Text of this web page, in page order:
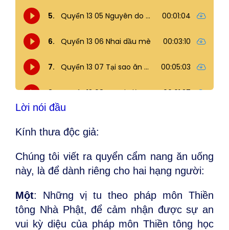
Lời nói đầu
Kính thưa độc giả:
Chúng tôi viết ra quyển cẩm nang ăn uống
này, là để dành riêng cho hai hạng người:
Một: Những vị tu theo pháp môn Thiền
tông Nhà Phật, để cảm nhận được sự an
vui kỳ diệu của pháp môn Thiền tông học